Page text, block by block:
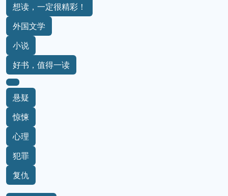
想读，一定很精彩！
外国文学
小说
好书，值得一读
悬疑
惊悚
心理
犯罪
复仇